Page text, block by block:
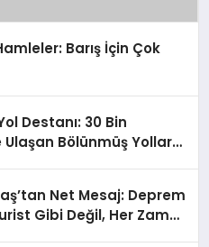
Barış İçin Çok
Destanı: 30 Bin
Bölünmüş Yollar
Net Mesaj: Deprem
Gibi Değil, Her Zaman